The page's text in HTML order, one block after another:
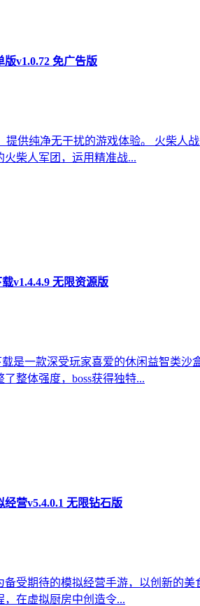
v1.0.72 免广告版
提供纯净无干扰的游戏体验。 火柴人
柴人军团，运用精准战...
v1.4.4.9 无限资源版
是一款深受玩家喜爱的休闲益智类
整体强度，boss获得独特...
营v5.4.0.1 无限钻石版
备受期待的模拟经营手游，以创新的
在虚拟厨房中创造令...